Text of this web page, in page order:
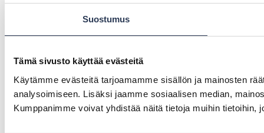
Suostumus
Tämä sivusto käyttää evästeitä
Käytämme evästeitä tarjoamamme sisällön ja mainosten
analysoimiseen. Lisäksi jaamme sosiaalisen median,
Kumppanimme voivat yhdistää näitä tietoja muihin tietoihin,